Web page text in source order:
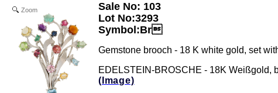
Zoom
Sale No: 103
Lot No:3293
Symbol:Br
Gemstone brooch - 18 K white gold, set
EDELSTEIN-BROSCHE - 18K Weißgold,
(Image)